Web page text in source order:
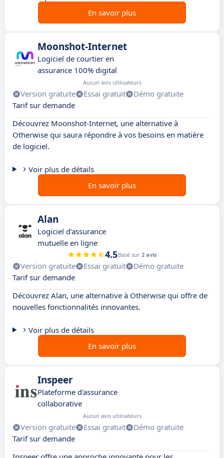
En savoir plus
Moonshot-Internet
Logiciel de courtier en
assurance 100% digital
Aucun avis utilisateurs
Version gratuite Essai gratuit
Démo gratuite
Tarif sur demande
Découvrez Moonshot-Internet, une alternative à
Otherwise qui saura répondre à vos besoins en matière
de logiciel.
Voir plus de détails
En savoir plus
Alan
Logiciel d'assurance
mutuelle en ligne
4.5Basé sur 2 avis
Version gratuite Essai gratuit
Démo gratuite
Tarif sur demande
Découvrez Alan, une alternative à Otherwise qui offre de
nouvelles fonctionnalités innovantes.
Voir plus de détails
En savoir plus
Inspeer
Plateforme d'assurance
collaborative
Aucun avis utilisateurs
Version gratuite Essai gratuit
Démo gratuite
Tarif sur demande